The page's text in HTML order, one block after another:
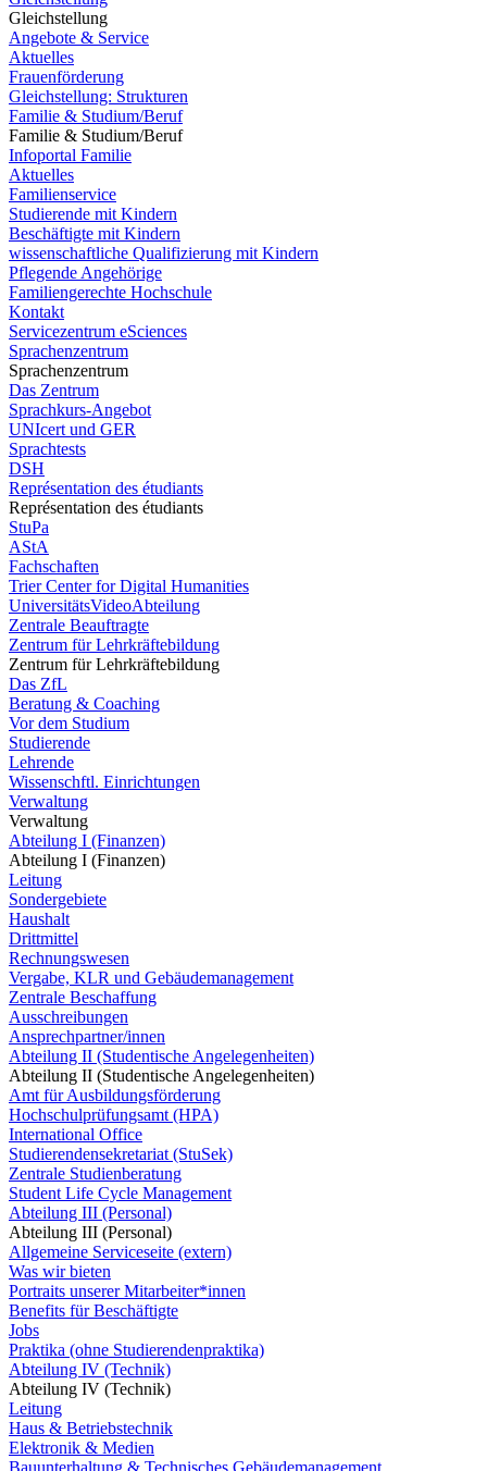
Gleichstellung
Angebote & Service
Aktuelles
Frauenförderung
Gleichstellung: Strukturen
Familie & Studium/Beruf
Familie & Studium/Beruf
Infoportal Familie
Aktuelles
Familienservice
Studierende mit Kindern
Beschäftigte mit Kindern
wissenschaftliche Qualifizierung mit Kindern
Pflegende Angehörige
Familiengerechte Hochschule
Kontakt
Servicezentrum eSciences
Sprachenzentrum
Sprachenzentrum
Das Zentrum
Sprachkurs-Angebot
UNIcert und GER
Sprachtests
DSH
Représentation des étudiants
Représentation des étudiants
StuPa
AStA
Fachschaften
Trier Center for Digital Humanities
UniversitätsVideoAbteilung
Zentrale Beauftragte
Zentrum für Lehrkräftebildung
Zentrum für Lehrkräftebildung
Das ZfL
Beratung & Coaching
Vor dem Studium
Studierende
Lehrende
Wissenschftl. Einrichtungen
Verwaltung
Verwaltung
Abteilung I (Finanzen)
Abteilung I (Finanzen)
Leitung
Sondergebiete
Haushalt
Drittmittel
Rechnungswesen
Vergabe, KLR und Gebäudemanagement
Zentrale Beschaffung
Ausschreibungen
Ansprechpartner/innen
Abteilung II (Studentische Angelegenheiten)
Abteilung II (Studentische Angelegenheiten)
Amt für Ausbildungsförderung
Hochschulprüfungsamt (HPA)
International Office
Studierendensekretariat (StuSek)
Zentrale Studienberatung
Student Life Cycle Management
Abteilung III (Personal)
Abteilung III (Personal)
Allgemeine Serviceseite (extern)
Was wir bieten
Portraits unserer Mitarbeiter*innen
Benefits für Beschäftigte
Jobs
Praktika (ohne Studierendenpraktika)
Abteilung IV (Technik)
Abteilung IV (Technik)
Leitung
Haus & Betriebstechnik
Elektronik & Medien
Bauunterhaltung & Technisches Gebäudemanagement